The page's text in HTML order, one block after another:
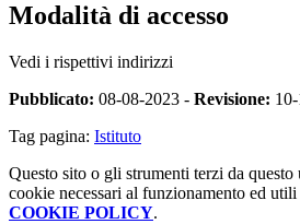
Modalità di accesso
Vedi i rispettivi indirizzi
Pubblicato: 08-08-2023 - Revisione:
Tag pagina: Istituto
Questo sito o gli strumenti terzi da
cookie necessari al funzionamento ed
COOKIE POLICY.